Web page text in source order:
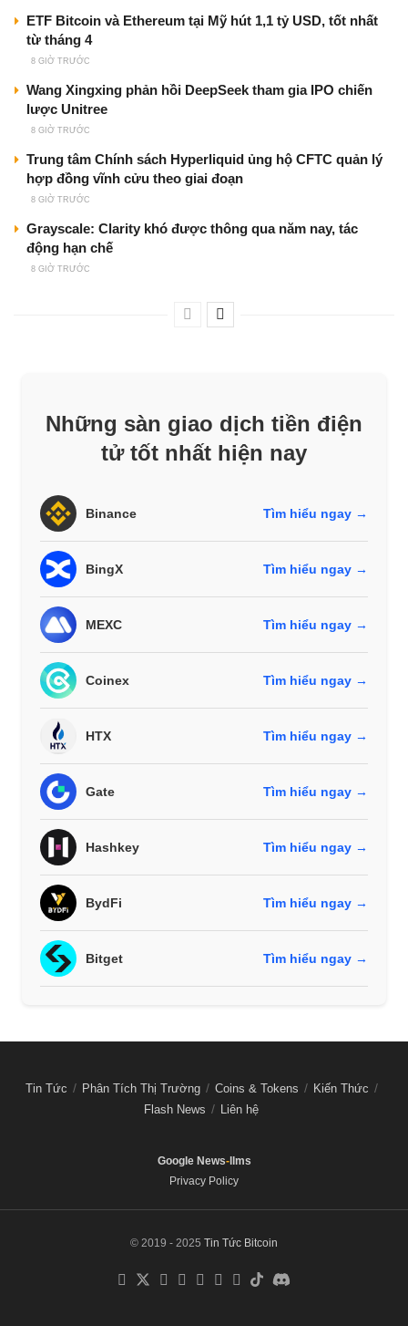
ETF Bitcoin và Ethereum tại Mỹ hút 1,1 tỷ USD, tốt nhất
từ tháng 4
8 GIỜ TRƯỚC
Wang Xingxing phản hồi DeepSeek tham gia IPO chiến
lược Unitree
8 GIỜ TRƯỚC
Trung tâm Chính sách Hyperliquid ủng hộ CFTC quản lý
hợp đồng vĩnh cửu theo giai đoạn
8 GIỜ TRƯỚC
Grayscale: Clarity khó được thông qua năm nay, tác
động hạn chế
8 GIỜ TRƯỚC
Những sàn giao dịch tiền điện
tử tốt nhất hiện nay
Binance Tìm hiểu ngay →
BingX Tìm hiểu ngay →
MEXC Tìm hiểu ngay →
Coinex Tìm hiểu ngay →
HTX Tìm hiểu ngay →
Gate Tìm hiểu ngay →
Hashkey Tìm hiểu ngay →
BydFi Tìm hiểu ngay →
Bitget Tìm hiểu ngay →
Tin Tức Phân Tích Thị Trường Coins & Tokens
Kiến Thức
Flash News
Liên hệ
Google News-llms
Privacy Policy
© 2019 - 2025 Tin Tức Bitcoin